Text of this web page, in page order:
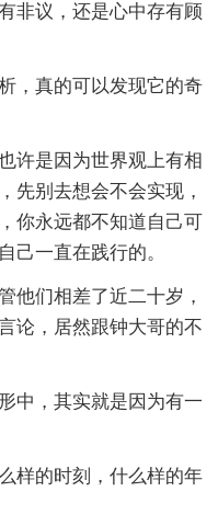
非议，还是心中存有顾
，真的可以发现它的奇
许是因为世界观上有相
先别去想会不会实现，
你永远都不知道自己可
己一直在践行的。
他们相差了近二十岁，
论，居然跟钟大哥的不
中，其实就是因为有一
样的时刻，什么样的年